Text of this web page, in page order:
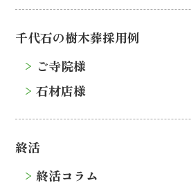
千代石の樹木葬採用例
ご寺院様
石材店様
終活
終活コラム